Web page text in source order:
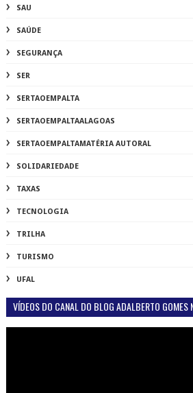
SAU
SAÚDE
SEGURANÇA
SER
SERTAOEMPALTA
SERTAOEMPALTAALAGOAS
SERTAOEMPALTAMATÉRIA AUTORAL
SOLIDARIEDADE
TAXAS
TECNOLOGIA
TRILHA
TURISMO
UFAL
VÍDEOS DO CANAL DO BLOG ADALBERTO